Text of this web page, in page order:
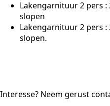
Lakengarnituur 2 pers :
slopen
Lakengarnituur 2 pers :
slopen.
Interesse? Neem gerust